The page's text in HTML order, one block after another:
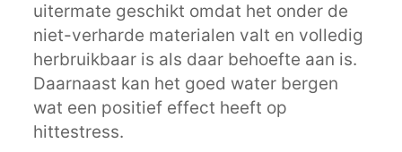
uitermate geschikt omdat het onder de
niet-verharde materialen valt en volledig
herbruikbaar is als daar behoefte aan is.
Daarnaast kan het goed water bergen
wat een positief effect heeft op
hittestress.